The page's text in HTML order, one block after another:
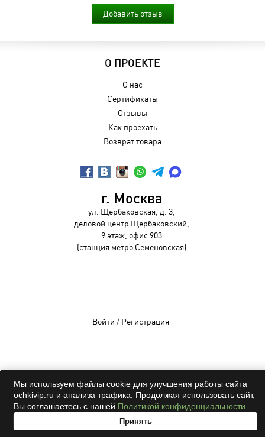
Добавить отзыв
О ПРОЕКТЕ
О нас
Сертификаты
Отзывы
Как проехать
Возврат товара
г. Москва
ул. Щербаковская, д. 3,
деловой центр Щербаковский,
9 этаж, офис 903
(станция метро Семеновская)
Войти / Регистрация
OCHKIVIP 2009-2026©
Все права защищены
Мы используем файлы cookie для улучшения работы сайта
ochkivip.ru и анализа трафика. Продолжая использовать сайт,
Вы соглашаетесь с нашей Политикой конфиденциальности
Принять